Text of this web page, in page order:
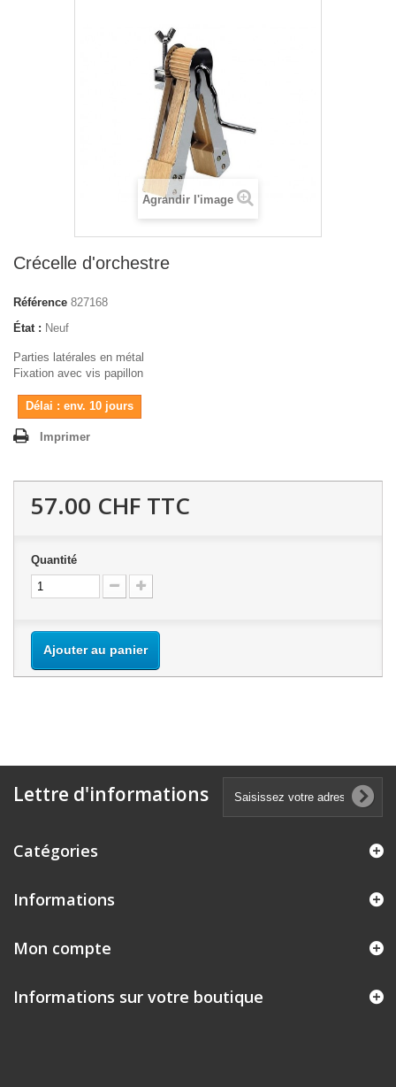
Agrandir l'image
Crécelle d'orchestre
Référence 827168
État : Neuf
Parties latérales en métal
Fixation avec vis papillon
Délai : env. 10 jours
Imprimer
57.00 CHF TTC
Quantité
Ajouter au panier
Lettre d'informations
Catégories
Informations
Mon compte
Informations sur votre boutique